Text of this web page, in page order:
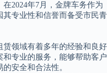
2024年7月，金牌车务作为
专业性和信誉而备受市民青
领域有着多年的经验和良好
专业的服务，能够帮助客户
安全和合法性。